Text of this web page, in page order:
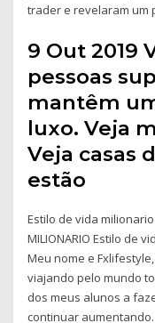
trader e revelaram um
9 Out 2019
pessoas
mantêm
luxo. Veja
Veja casas
estão
Estilo de vida milionario
MILIONARIO Estilo de
Meu nome e
viajando pelo mundo
dos meus alunos a
continuar